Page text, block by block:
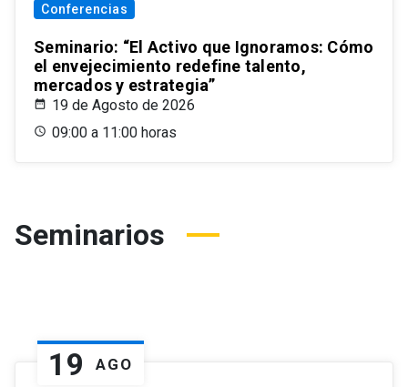
Conferencias
Seminario: “El Activo que Ignoramos: Cómo
el envejecimiento redefine talento,
mercados y estrategia”
19 de Agosto de 2026
09:00 a 11:00 horas
Seminarios
19 AGO